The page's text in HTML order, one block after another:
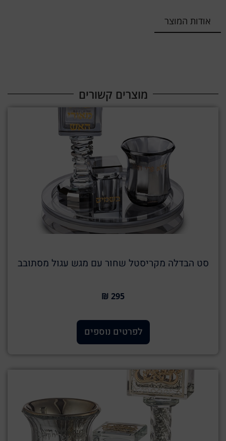
אודות המוצר
מוצרים קשורים​
סט הבדלה מקריסטל שחור עם מגש עגול מסתובב
295 ₪
לפרטים נוספים